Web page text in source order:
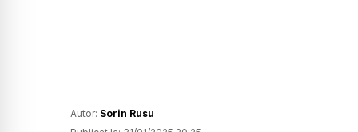
Autor: Sorin Rusu